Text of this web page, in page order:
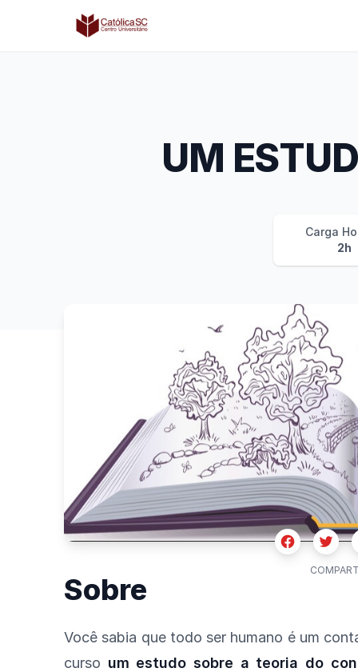
Católica SC | Experts
UM
Carga
2h
Facebook
Sobre
Você sabia que todo ser humano é um
curso um estudo sobre a teoria do